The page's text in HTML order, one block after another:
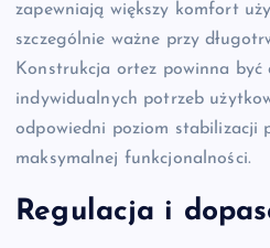
zapewniają większy komfort
szczególnie ważne przy
Konstrukcja ortez powinna być
indywidualnych potrzeb
odpowiedni poziom stabilizacji
maksymalnej funkcjonalności.
Regulacja i